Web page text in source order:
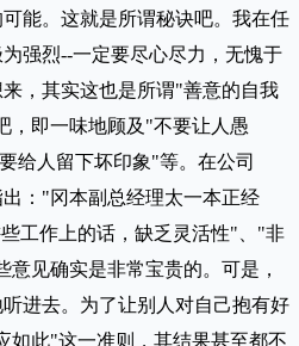
能。这就是所谓秘诀吧。我在任
强烈--一定要尽心尽力，无愧于
，其实这也是所谓"善意的自我
，即一味地顾及"不要让人愚
给人留下坏印象"等。在公司
："冈本副总经理太一本正经
工作上的话，缺乏灵活性"、"非
见确实是非常宝贵的。可是，
进去。为了让别人对自己抱有好
如此"这一准则，其结果甚至都不